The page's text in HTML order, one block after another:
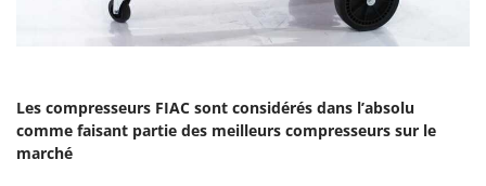
Groupes électrogènes
Gyrobroyeurs à lame pour tracteur
H
Haches - Cognées et Hachettes
Hachoirs à viande
EcoFlow
Effeuno
Einhell
Les compresseurs FIAC sont considérés dans l’absolu
comme faisant partie des meilleurs compresseurs sur le
marché